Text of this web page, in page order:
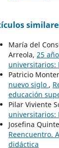
María del
Arreola, 25
universitarios:
Patricio
nuevo siglo ,
educación
Pilar Viviente
universitarios:
Josefina
Reencuentro.
didáctica